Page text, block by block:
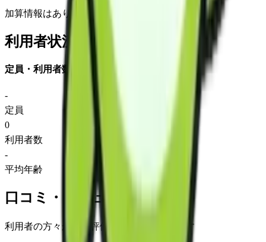
加算情報はありません
利用者状況
定員・利用者数
-
定員
0
利用者数
-
平均年齢
口コミ・レビュー
利用者の方々からの評価をご覧いただけます